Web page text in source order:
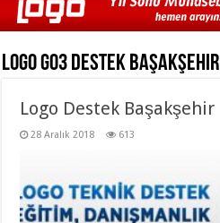
Logo Go3 Destek Başakşehir
Logo Destek Başakşehir
28 Aralık 2018 613